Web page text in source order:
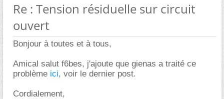
Re : Tension résiduelle sur circuit
ouvert
Bonjour à toutes et à tous,
Amical salut f6bes, j'ajoute que gienas a traité ce
problème ici, voir le dernier post.
Cordialement,